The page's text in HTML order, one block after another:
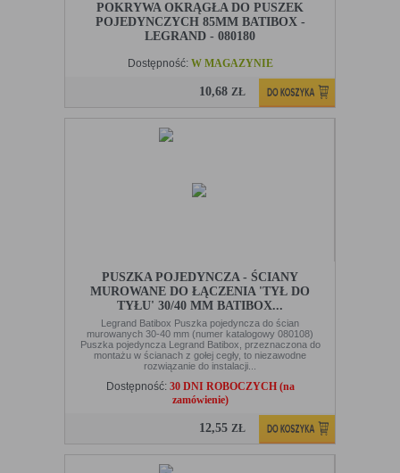
„cookies” na urządzeniu końcowym. Ustawienia te mogą
zostać zmienione w taki sposób, aby blokować automatyczną
obsługę plików „cookies” w ustawieniach przeglądarki
przesłaniu na urządzenie użytkownika. Szczegółowe
informacje o możliwości i sposobach obsługi plików „cookies”
dostępne są w ustawieniach oprogramowania (przeglądarki
internetowej).
Ograniczenie stosowania plików „cookies”, może wpłynąć na
niektóre funkcjonalności dostępne na stronie internetowej.
POKRYWA OKRĄGŁA DO PUSZEK
POJEDYNCZYCH 85MM BATIBOX -
LEGRAND - 080180
Dostępność: W MAGAZYNIE
10,68ZŁ
PUSZKA POJEDYNCZA - ŚCIANY
MUROWANE DO ŁĄCZENIA 'TYŁ DO
TYŁU' 30/40 MM BATIBOX...
Legrand Batibox Puszka pojedyncza do ścian
murowanych 30-40 mm (numer katalogowy 080108)
Puszka pojedyncza Legrand Batibox, przeznaczona do
montażu w ścianach z gołej cegły, to niezawodne
rozwiązanie do instalacji...
Dostępność: 30 DNI ROBOCZYCH (na
zamówienie)
12,55ZŁ